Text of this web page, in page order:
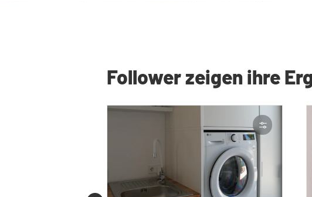
Follower zeigen ihre